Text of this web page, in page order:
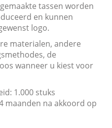
tassen worden
en kunnen
logo.
materialen, andere
de
wanneer u kiest voor
1.000 stuks
maanden na akkoord op